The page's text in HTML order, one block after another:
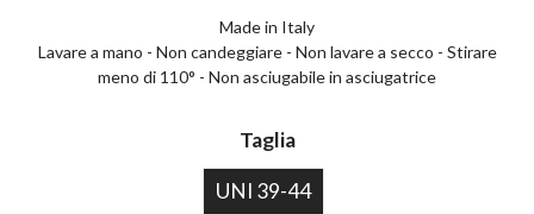
Made in Italy
Lavare a mano - Non candeggiare - Non lavare a secco - Stirare
meno di 110° - Non asciugabile in asciugatrice
Taglia
UNI 39-44